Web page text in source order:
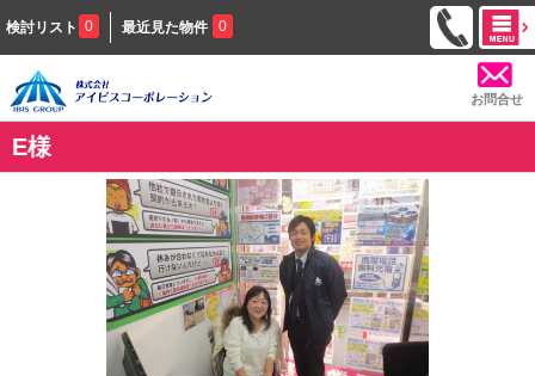
検討リスト 0 最近見た物件 0
お問合せ
E様